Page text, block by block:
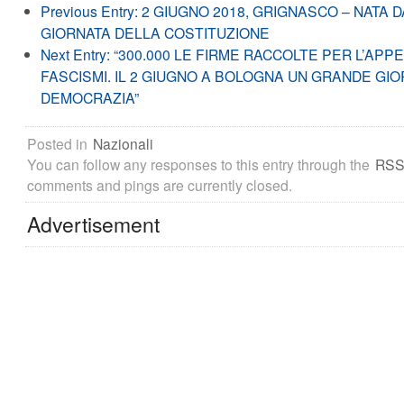
Previous Entry: 2 GIUGNO 2018, GRIGNASCO – NATA
GIORNATA DELLA COSTITUZIONE
Next Entry: “300.000 LE FIRME RACCOLTE PER
FASCISMI. IL 2 GIUGNO A BOLOGNA UN GRANDE
DEMOCRAZIA”
Posted in Nazionali
You can follow any responses to this entry through the
comments and pings are currently closed.
Advertisement